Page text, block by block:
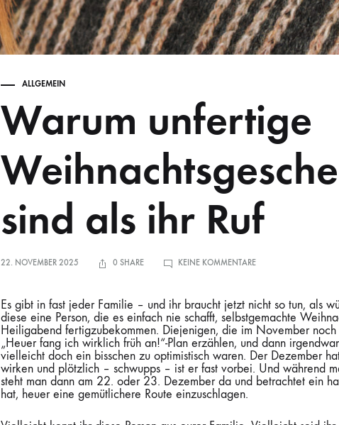
ALLGEMEIN
Warum unfertige
sind als ihr Ruf
22. NOVEMBER 2025 0 SHARE KEINE KOMMENTAREZU
SIND
IHR
RUF
Es gibt in fast jeder Familie – und ihr braucht jetzt nicht so tun, als
diese eine Person, die es einfach nie schafft, selbstgemachte
Heiligabend fertigzubekommen. Diejenigen, die im November
„Heuer fang ich wirklich früh an!“-Plan erzählen, und dann
vielleicht doch ein bisschen zu optimistisch waren. Der Dezember
wirken und plötzlich – schwupps – ist er fast vorbei. Und während
steht man dann am 22. oder 23. Dezember da und betrachtet ein
hat, heuer eine gemütlichere Route einzuschlagen.